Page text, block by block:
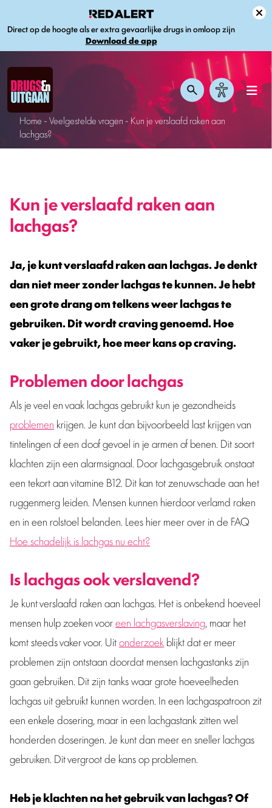
Direct op de hoogte als er extra gevaarlijke drugs in omloop zijn
Download de app
Home-Veelgestelde vragen-Kun je verslaafd raken aan
lachgas?
Kun je verslaafd raken aan
lachgas?
Ja, je kunt verslaafd raken aan lachgas. Je denkt
dan niet meer zonder lachgas te kunnen. Je hebt
een grote drang om telkens weer lachgas te
gebruiken. Dit wordt craving genoemd. Hoe
vaker je gebruikt, hoe meer kans op craving.
Problemen door lachgas
Als je veel en vaak lachgas gebruikt kun je gezondheids
problemen krijgen. Je kunt dan bijvoorbeeld last krijgen van
tintelingen of een doof gevoel in je armen of benen. Dit soort
klachten zijn een alarmsignaal. Door lachgasgebruik onstaat
een tekort aan vitamine B12. Dit kan tot zenuwschade aan het
ruggenmerg leiden. Mensen kunnen hierdoor verlamd raken
en in een rolstoel belanden. Lees hier meer over in de FAQ
Hoe schadelijk is lachgas nu echt?
Is lachgas ook verslavend?
Je kunt verslaafd raken aan lachgas. Het is onbekend hoeveel
mensen hulp zoeken vooreen lachgasverslaving , maar het
komt steeds vaker voor. Uitonderzoek blijkt dat er meer
problemen zijn ontstaan doordat mensen lachgastanks zijn
gaan gebruiken. Dit zijn tanks waar grote hoeveelheden
lachgas uit gebruikt kunnen worden. In een lachgaspatroon zit
een enkele dosering, maar in een lachgastank zitten wel
honderden doseringen. Je kunt dan meer en sneller lachgas
gebruiken. Dit vergroot de kans op problemen.
Heb je klachten na het gebruik van lachgas? Of